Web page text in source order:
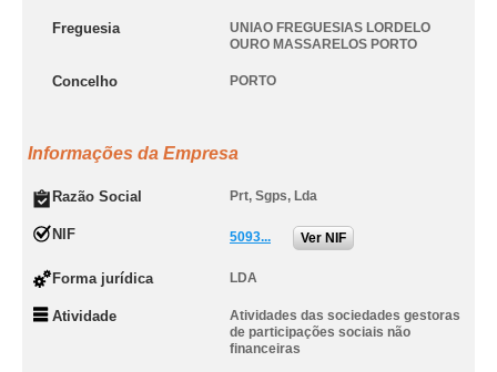
Freguesia
UNIAO FREGUESIAS LORDELO
OURO MASSARELOS PORTO
Concelho PORTO
Informações da Empresa
Razão Social Prt, Sgps, Lda
NIF 5093... Ver NIF
Forma jurídica LDA
Atividade
Atividades das sociedades gestoras
de participações sociais não
financeiras